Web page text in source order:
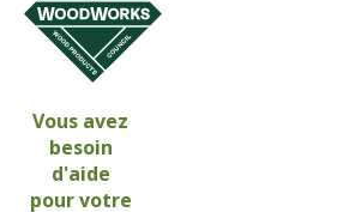
Vous avez
besoin
d'aide
pour votre